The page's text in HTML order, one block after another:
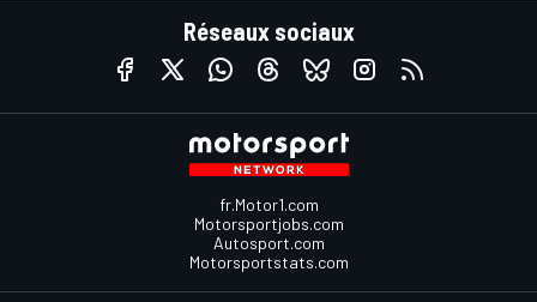
Réseaux sociaux
fr.Motor1.com
Motorsportjobs.com
Autosport.com
Motorsportstats.com